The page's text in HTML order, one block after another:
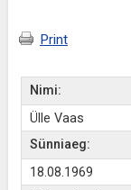
Print
Nimi:
Ülle Vaas
Sünniaeg:
18.08.1969